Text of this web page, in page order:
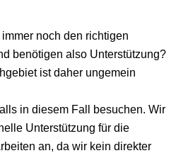
noch den richtigen
benötigen also Unterstützung?
ist daher ungemein
in diesem Fall besuchen. Wir
Unterstützung für die
an, da wir kein direkter